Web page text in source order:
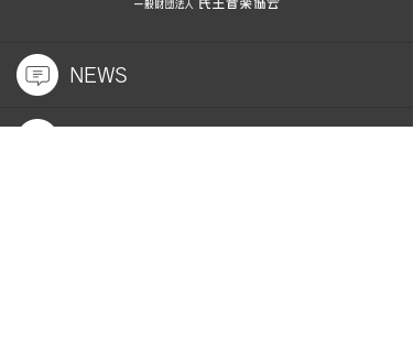
NEWS